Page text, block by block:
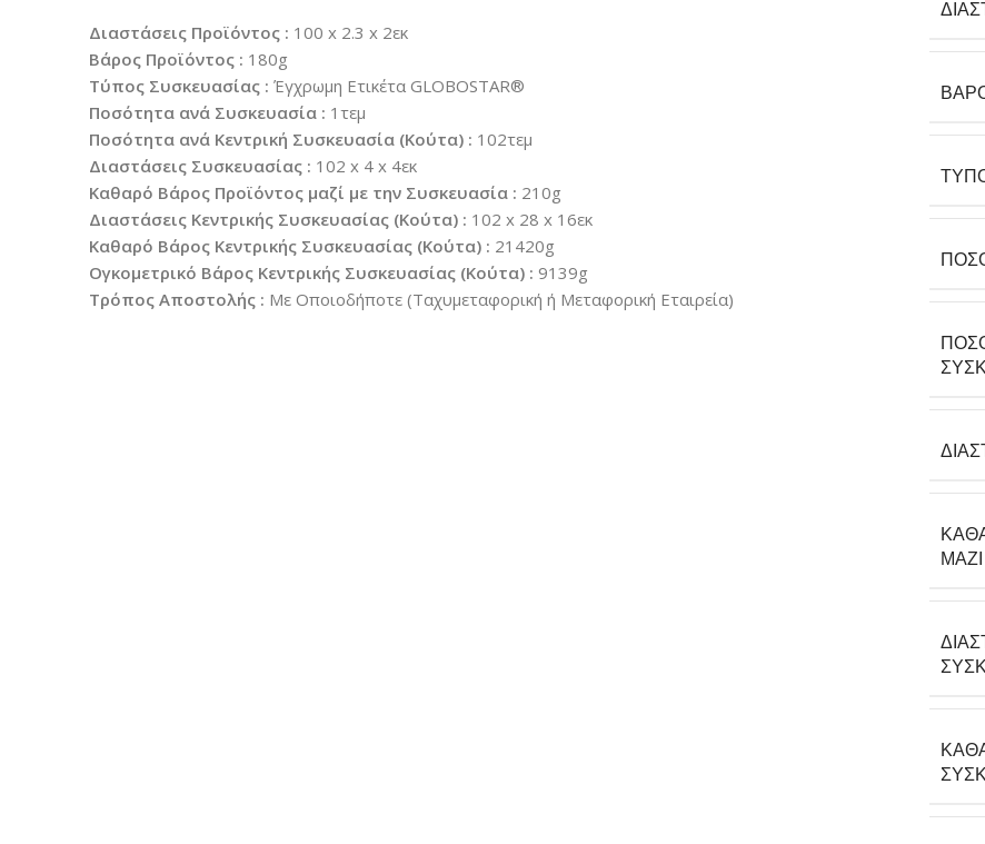
Διαστάσεις Προϊόντος : 100 x 2.3 x 2εκ
Βάρος Προϊόντος : 180g
Τύπος Συσκευασίας : Έγχρωμη Ετικέτα GLOBOSTAR®
Ποσότητα ανά Συσκευασία : 1τεμ
Ποσότητα ανά Κεντρική Συσκευασία (Κούτα) : 102τεμ
Διαστάσεις Συσκευασίας : 102 x 4 x 4εκ
Καθαρό Βάρος Προϊόντος μαζί με την Συσκευασία : 210g
Διαστάσεις Κεντρικής Συσκευασίας (Κούτα) : 102 x 28 x 16εκ
Καθαρό Βάρος Κεντρικής Συσκευασίας (Κούτα) : 21420g
Ογκομετρικό Βάρος Κεντρικής Συσκευασίας (Κούτα) : 9139g
Τρόπος Αποστολής : Με Οποιοδήποτε (Ταχυμεταφορική ή Μεταφορική Εταιρεία)